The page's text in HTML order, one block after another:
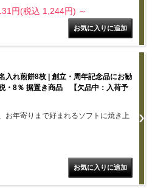
円(税込 1,244円) ～
入れ煎餅8枚 | 創立・周年記念品にお勧
8％ 据置き商品 【欠品中：入荷予
お年寄りまで好まれるソフトに焼き上